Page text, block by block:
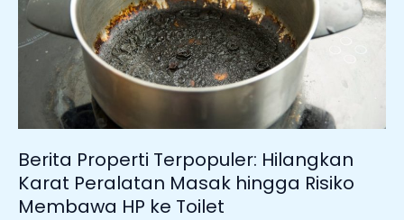
Berita Properti Terpopuler: Hilangkan
Karat Peralatan Masak hingga Risiko
Membawa HP ke Toilet
Karat
Peralatan
Masak
hingga
Risiko
Membawa
HP
Toilet